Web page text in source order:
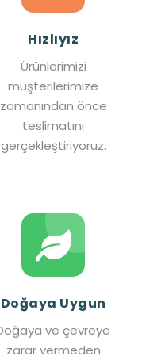
Hızlıyız
Ürünlerimizi
müşterilerimize
zamanından önce
teslimatını
gerçekleştiriyoruz.
Doğaya Uygun
ve çevreye
zarar vermeden